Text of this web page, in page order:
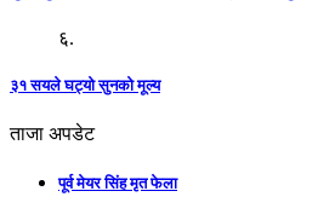
६.
३१ सयले घट्यो सुनको मूल्य
ताजा अपडेट
पूर्व मेयर सिंह मृत फेला